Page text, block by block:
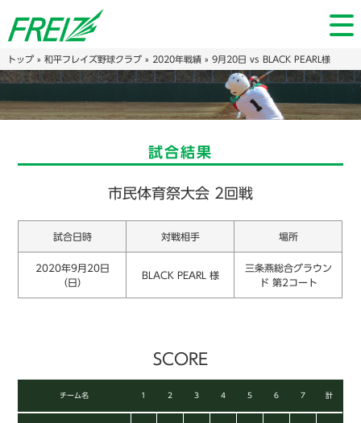
トップ» 和平フレイズ野球クラブ» 2020年戦績» 9月20日 vs BLACK PEARL様
試合結果
市民体育祭大会 2回戦
試合日時 対戦相手 場所
2020年9月20日
（日）
BLACK PEARL 様
三条燕総合グラウン
ド 第2コート
SCORE
チーム名 1 2 3 4 5 6 7 計